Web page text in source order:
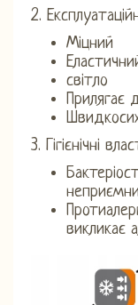
2.
Міцний
світло
Прилягає
3. Гігієнічні
викликає